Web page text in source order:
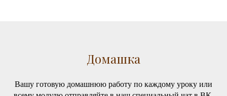
Домашка
Вашу готовую домашнюю работу по каждому уроку или